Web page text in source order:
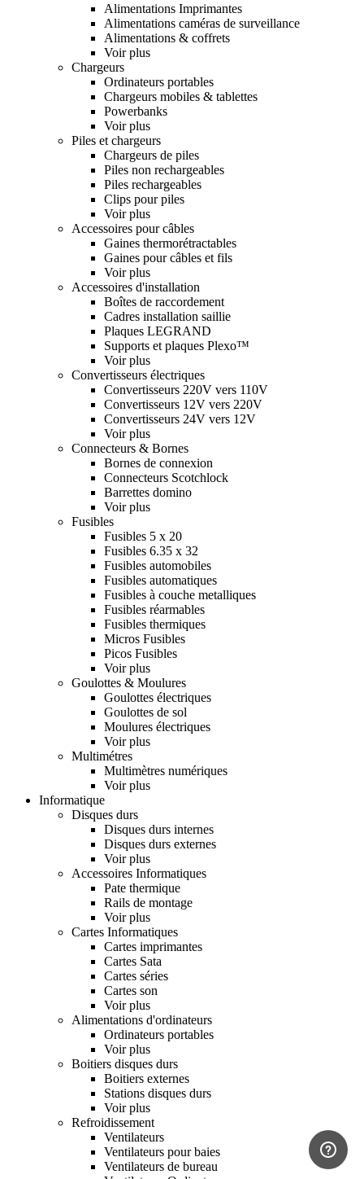
Alimentations Imprimantes
Alimentations caméras de surveillance
Alimentations & coffrets
Voir plus
Chargeurs
Ordinateurs portables
Chargeurs mobiles & tablettes
Powerbanks
Voir plus
Piles et chargeurs
Chargeurs de piles
Piles non rechargeables
Piles rechargeables
Clips pour piles
Voir plus
Accessoires pour câbles
Gaines thermorétractables
Gaines pour câbles et fils
Voir plus
Accessoires d'installation
Boîtes de raccordement
Cadres installation saillie
Plaques LEGRAND
Supports et plaques Plexo™
Voir plus
Convertisseurs électriques
Convertisseurs 220V vers 110V
Convertisseurs 12V vers 220V
Convertisseurs 24V vers 12V
Voir plus
Connecteurs & Bornes
Bornes de connexion
Connecteurs Scotchlock
Barrettes domino
Voir plus
Fusibles
Fusibles 5 x 20
Fusibles 6.35 x 32
Fusibles automobiles
Fusibles automatiques
Fusibles à couche metalliques
Fusibles réarmables
Fusibles thermiques
Micros Fusibles
Picos Fusibles
Voir plus
Goulottes & Moulures
Goulottes électriques
Goulottes de sol
Moulures électriques
Voir plus
Multimétres
Multimètres numériques
Voir plus
Informatique
Disques durs
Disques durs internes
Disques durs externes
Voir plus
Accessoires Informatiques
Pate thermique
Rails de montage
Voir plus
Cartes Informatiques
Cartes imprimantes
Cartes Sata
Cartes séries
Cartes son
Voir plus
Alimentations d'ordinateurs
Ordinateurs portables
Voir plus
Boitiers disques durs
Boitiers externes
Stations disques durs
Voir plus
Refroidissement
Ventilateurs
Ventilateurs pour baies
Ventilateurs de bureau